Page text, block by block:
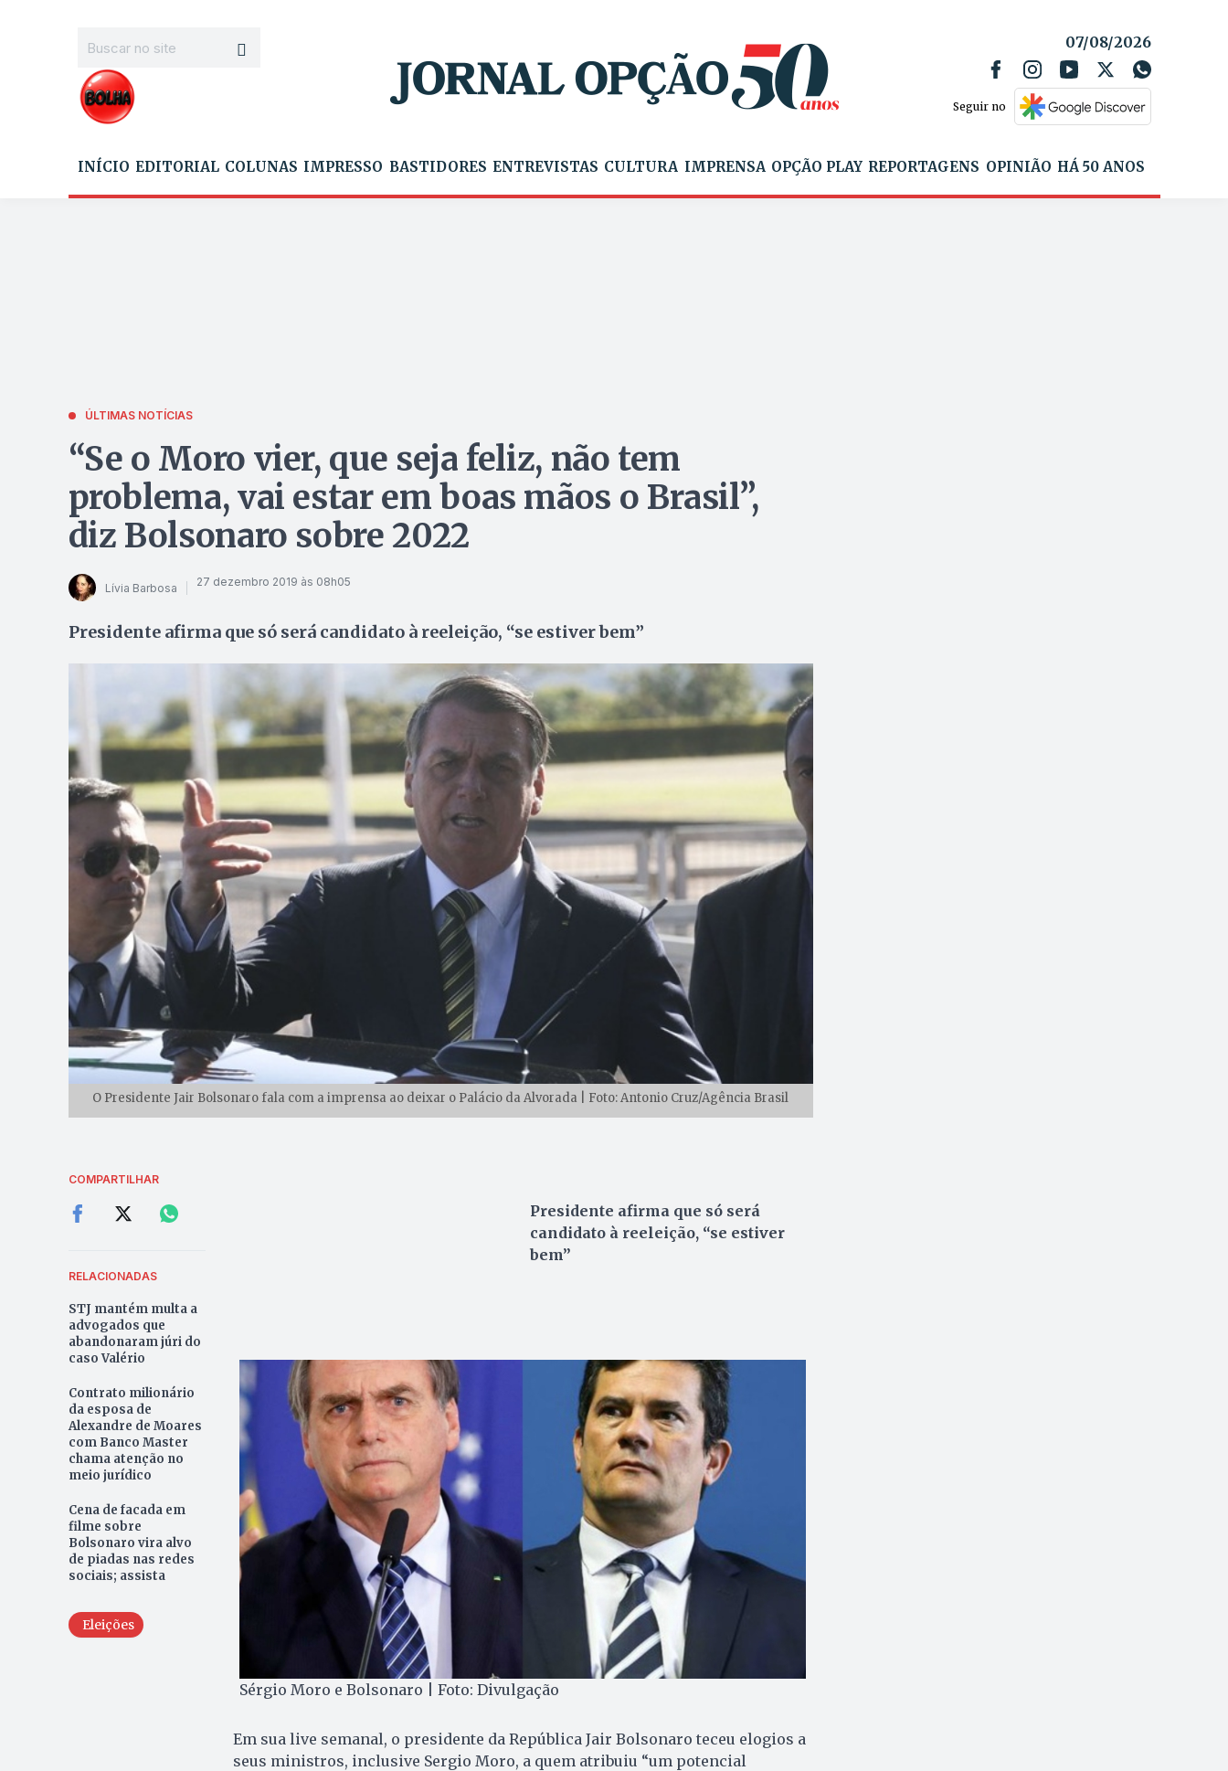
07/08/2026
Seguir no
INÍCIO EDITORIAL COLUNAS IMPRESSO BASTIDORES ENTREVISTAS CULTURA IMPRENSA OPÇÃO PLAY REPORTAGENS OPINIÃO HÁ 50 ANOS
ÚLTIMAS NOTÍCIAS
“Se o Moro vier, que seja feliz, não tem
problema, vai estar em boas mãos o Brasil”,
diz Bolsonaro sobre 2022
Lívia Barbosa 27 dezembro 2019 às 08h05
Presidente afirma que só será candidato à reeleição, “se estiver bem”
O Presidente Jair Bolsonaro fala com a imprensa ao deixar o Palácio da Alvorada | Foto: Antonio Cruz/Agência Brasil
COMPARTILHAR
RELACIONADAS
STJ mantém multa a
advogados que
abandonaram júri do
caso Valério
Contrato milionário
da esposa de
Alexandre de Moares
com Banco Master
chama atenção no
meio jurídico
Cena de facada em
filme sobre
Bolsonaro vira alvo
de piadas nas redes
sociais; assista
Eleições
Presidente afirma que só será
candidato à reeleição, “se estiver
bem”
Sérgio Moro e Bolsonaro | Foto: Divulgação
Em sua live semanal, o presidente da República Jair Bolsonaro teceu elogios a
seus ministros, inclusive Sergio Moro, a quem atribuiu “um potencial